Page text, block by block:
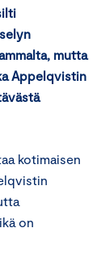
mutta
Appelqvistin
kotimaisen
on